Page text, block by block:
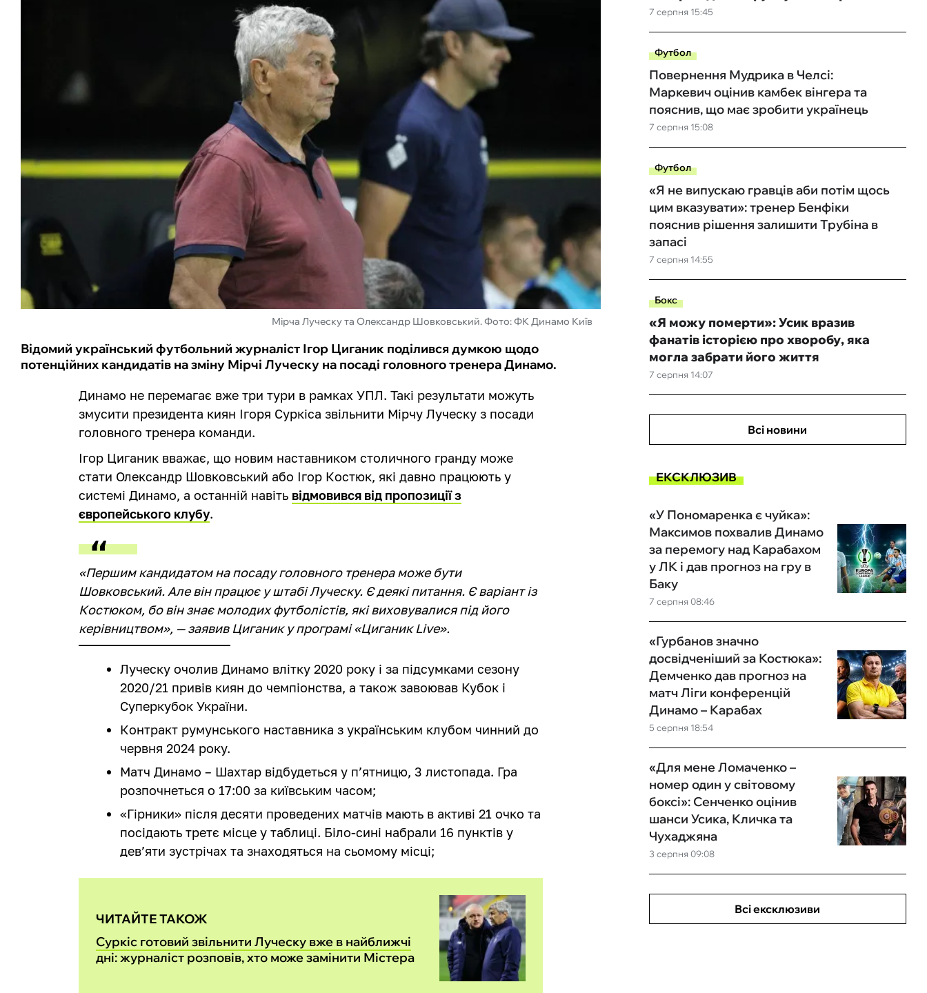
Мірча Луческу та Олександр Шовковський. Фото: ФК Динамо Київ
Відомий український футбольний журналіст Ігор Циганик поділився думкою щодо
потенційних кандидатів на зміну Мірчі Луческу на посаді головного тренера Динамо.
Динамо не перемагає вже три тури в рамках УПЛ. Такі результати можуть
змусити президента киян Ігоря Суркіса звільнити Мірчу Луческу з посади
головного тренера команди.
Ігор Циганик вважає, що новим наставником столичного гранду може
стати Олександр Шовковський або Ігор Костюк, які давно працюють у
системі Динамо, а останній навіть відмовився від пропозиції з
європейського клубу.
«Першим кандидатом на посаду головного тренера може бути
Шовковський. Але він працює у штабі Луческу. Є деякі питання. Є варіант із
Костюком, бо він знає молодих футболістів, які виховувалися під його
керівництвом», — заявив Циганик у програмі «Циганик Live».
Луческу очолив Динамо влітку 2020 року і за підсумками сезону
2020/21 привів киян до чемпіонства, а також завоював Кубок і
Суперкубок України.
Контракт румунського наставника з українським клубом чинний до
червня 2024 року.
Матч Динамо – Шахтар відбудеться у п’ятницю, 3 листопада. Гра
розпочнеться о 17:00 за київським часом;
«Гірники» після десяти проведених матчів мають в активі 21 очко та
посідають третє місце у таблиці. Біло-сині набрали 16 пунктів у
дев’яти зустрічах та знаходяться на сьомому місці;
ЧИТАЙТЕ ТАКОЖ
Суркіс готовий звільнити Луческу вже в найближчі
дні: журналіст розповів, хто може замінити Містера
7 серпня 15:45
Футбол
7 серпня 15:08
Повернення Мудрика в Челсі:
Маркевич оцінив камбек вінгера та
пояснив, що має зробити українець
Футбол
7 серпня 14:55
«Я не випускаю гравців аби потім щось
цим вказувати»: тренер Бенфіки
пояснив рішення залишити Трубіна в
запасі
Бокс
7 серпня 14:07
«Я можу померти»: Усик вразив
фанатів історією про хворобу, яка
могла забрати його життя
Всі новини
ЕКСКЛЮЗИВ
7 серпня 08:46
«У Пономаренка є чуйка»:
Максимов похвалив Динамо
за перемогу над Карабахом
у ЛК і дав прогноз на гру в
Баку
5 серпня 18:54
«Гурбанов значно
досвідченіший за Костюка»:
Демченко дав прогноз на
матч Ліги конференцій
Динамо – Карабах
3 серпня 09:08
«Для мене Ломаченко –
номер один у світовому
боксі»: Сенченко оцінив
шанси Усика, Кличка та
Чухаджяна
Всі ексклюзиви